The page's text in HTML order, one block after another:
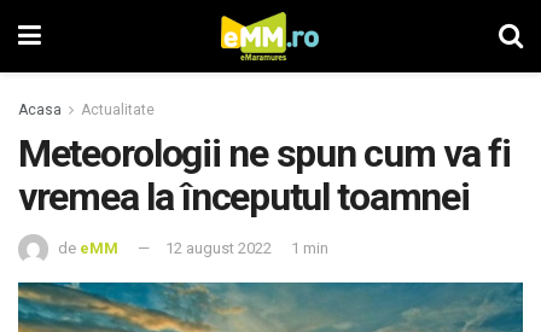
Acasa Actualitate
Meteorologii ne spun cum va fi
vremea la începutul toamnei
de eMM 12 august 2022 1 min